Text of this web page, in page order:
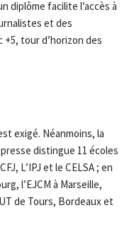
diplôme facilite l’accès à
et des
+5, tour d’horizon des
exigé. Néanmoins, la
distingue 11 écoles
L’IPJ et le CELSA ; en
l’EJCM à Marseille,
de Tours, Bordeaux et